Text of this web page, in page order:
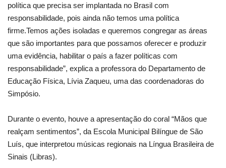
política que precisa ser implantada no Brasil com
responsabilidade, pois ainda não temos uma política
firme.Temos ações isoladas e queremos congregar as áreas
que são importantes para que possamos oferecer e produzir
uma evidência, habilitar o país a fazer políticas com
responsabilidade”, explica a professora do Departamento de
Educação Física, Lívia Zaqueu, uma das coordenadoras do
Simpósio.
Durante o evento, houve a apresentação do coral “Mãos que
realçam sentimentos”, da Escola Municipal Bilíngue de São
Luís, que interpretou músicas regionais na Língua Brasileira de
Sinais (Libras).